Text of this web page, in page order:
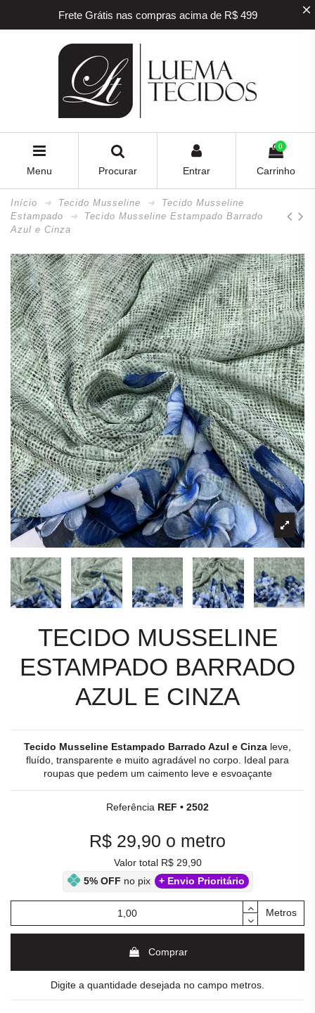
Frete Grátis nas compras acima de R$ 499
5% de desconto para pagamento via PIX e BOLETO
Frete Grátis nas compras acima de R$ 499
Menu Procurar Entrar
0
Carrinho
Início Tecido Musseline
Tecido Musseline
Estampado
Tecido Musseline Estampado Barrado
Azul e Cinza
TECIDO MUSSELINE
ESTAMPADO BARRADO
AZUL E CINZA
Tecido Musseline Estampado Barrado Azul e Cinza leve,
fluído, transparente e muito agradável no corpo. Ideal para
roupas que pedem um caimento leve e esvoaçante
Referência REF • 2502
R$ 29,90 o metro
Valor total R$ 29,90
5% OFF no pix + Envio Prioritário
Metros
Comprar
Digite a quantidade desejada no campo metros.